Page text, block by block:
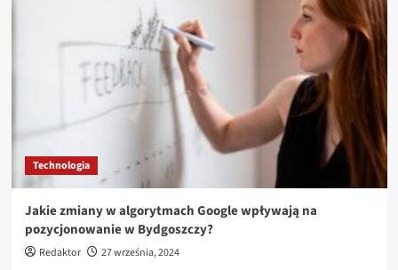
Technologia
Jakie zmiany w algorytmach Google wpływają na
pozycjonowanie w Bydgoszczy?
Redaktor 27 września, 2024